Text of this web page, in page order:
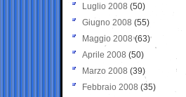
Luglio 2008 (50)
Giugno 2008 (55)
Maggio 2008(63)
Aprile 2008 (50)
Marzo 2008 (39)
Febbraio 2008 (35)